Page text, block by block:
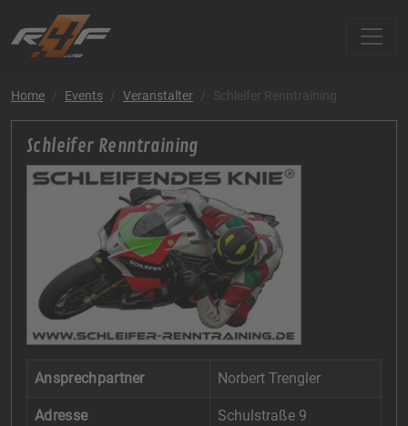
Home Events Veranstalter Schleifer Renntraining
Schleifer Renntraining
Ansprechpartner Norbert Trengler
Adresse
Schulstraße 9